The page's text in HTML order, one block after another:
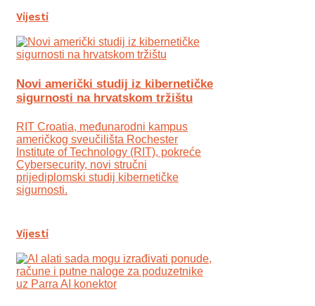
Vijesti
Novi američki studij iz kibernetičke
sigurnosti na hrvatskom tržištu
RIT Croatia, međunarodni kampus
američkog sveučilišta Rochester
Institute of Technology (RIT), pokreće
Cybersecurity, novi stručni
prijediplomski studij kibernetičke
sigurnosti.
Vijesti